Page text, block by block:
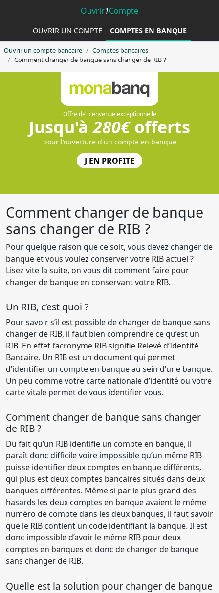
Ouvrir1Compte
OUVRIR UN COMPTE COMPTES EN BANQUE
Ouvrir un compte bancaire
Comptes bancaires
Comment changer de banque sans changer de RIB ?
Comment changer de banque
sans changer de RIB ?
Pour quelque raison que ce soit, vous devez changer de
banque et vous voulez conserver votre RIB actuel ?
Lisez vite la suite, on vous dit comment faire pour
changer de banque en conservant votre RIB.
Un RIB, c’est quoi ?
Pour savoir s’il est possible de changer de banque sans
changer de RIB, il faut bien comprendre ce qu’est un
RIB. En effet l’acronyme RIB signifie Relevé d’Identité
Bancaire. Un RIB est un document qui permet
d’identifier un compte en banque au sein d’une banque.
Un peu comme votre carte nationale d’identité ou votre
carte vitale permet de vous identifier vous.
Comment changer de banque sans changer
de RIB ?
Du fait qu’un RIB identifie un compte en banque, il
paraît donc difficile voire impossible qu’un même RIB
puisse identifier deux comptes en banque différents,
qui plus est deux comptes bancaires situés dans deux
banques différentes. Même si par le plus grand des
hasards les deux comptes en banque avaient le même
numéro de compte dans les deux banques, il faut savoir
que le RIB contient un code identifiant la banque. Il est
donc impossible d’avoir le même RIB pour deux
comptes en banques et donc de changer de banque
sans changer de RIB.
Quelle est la solution pour changer de banque